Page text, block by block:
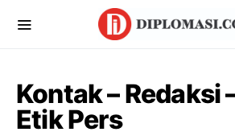
Kontak – Redaksi
Etik Pers